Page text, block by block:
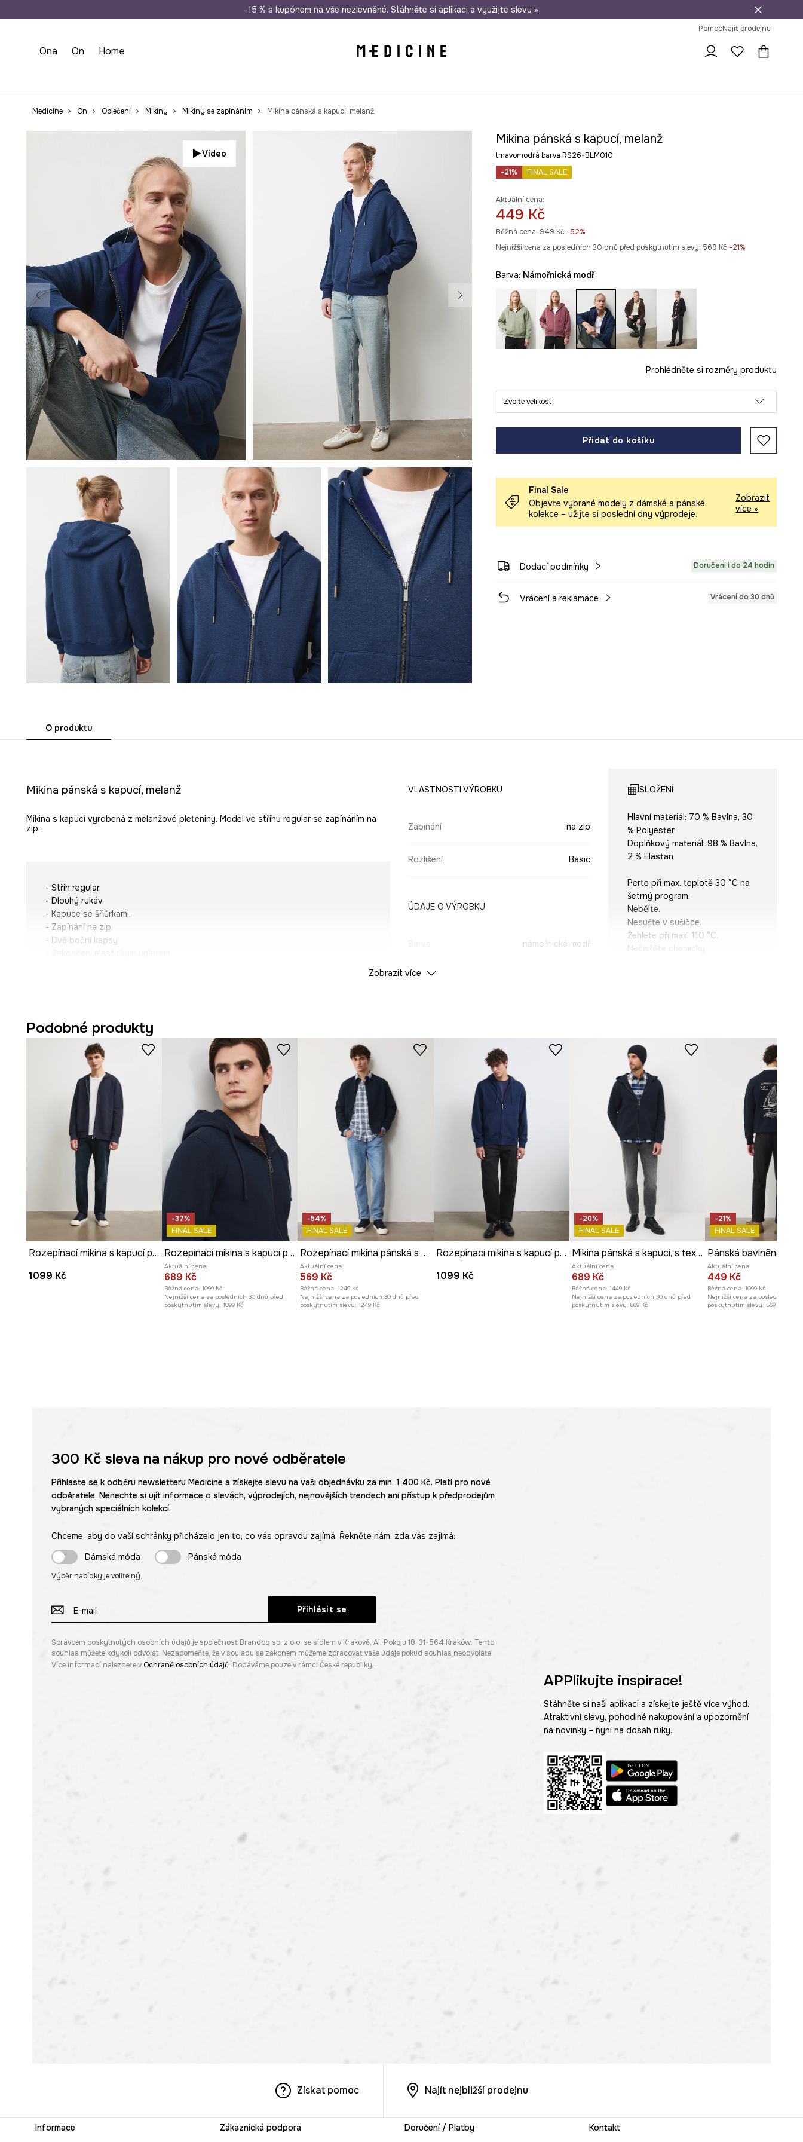
Doprava zdarma při nákupu nad 1 200 Kč Odeslání i do 24 hodin 30 dní na vrácení zboží
–15 % s kupónem na vše nezlevněné. Stáhněte si aplikaci a využijte slevu »
PomocNajít prodejnu
Ona On Home
Medicine On Oblečení Mikiny Mikiny se zapínáním Mikina pánská s kapucí, melanž
Video
Mikina pánská s kapucí, melanž
tmavomodrá barva RS26-BLM010
-21%
FINAL SALE
Aktuální cena:
449 Kč
Běžná cena: 949 Kč -52%
Nejnižší cena za posledních 30 dnů před poskytnutím slevy: 569 Kč -21%
Barva: námořnická modř
Prohlédněte si rozměry produktu
Zvolte velikost
Přidat do košíku
Final Sale
Objevte vybrané modely z dámské a pánské
kolekce – užijte si poslední dny výprodeje.
Zobrazit
více »
Dodací podmínky Doručení i do 24 hodin
Vrácení a reklamace Vrácení do 30 dnů
O produktu
Mikina pánská s kapucí, melanž
Mikina s kapucí vyrobená z melanžové pleteniny. Model ve střihu regular se zapínáním na
zip.
- Střih regular.
- Dlouhý rukáv.
- Kapuce se šňůrkami.
- Zapínání na zip.
- Dvě boční kapsy.
- Šířka hrudníku: 60 cm.
- Rozměry pro velikost: M.
VLASTNOSTI VÝROBKU
Zapínání na zip
Rozlišení Basic
ÚDAJE O VÝROBKU
námořnická modř
ID produktu
SLOŽENÍ
Hlavní materiál: 70 % Bavlna, 30
% Polyester
Doplňkový materiál: 98 % Bavlna,
2 % Elastan
Perte při max. teplotě 30 °C na
šetrný program.
Nebělte.
Nesušte v sušičce.
Žehlete při max. 110 °C.
Nečistěte chemicky.
ROZMĚRY
Model na fotografii je vysoký
191 cm a má na sebe velikost M
Prohlédněte si rozměry
Zobrazit více
Podobné produkty
Rozepínací mikina s kapucí pánská s bavlnou
1099 Kč
-37%
FINAL SALE
Rozepínací mikina s kapucí pánská bavlněná s elastanem
Aktuální cena:
689 Kč
Běžná cena: 1099 Kč
Nejnižší cena za posledních 30 dnů před
poskytnutím slevy: 1099 Kč
-54%
FINAL SALE
Rozepínací mikina pánská s bavlnou
Aktuální cena:
569 Kč
Běžná cena: 1249 Kč
Nejnižší cena za posledních 30 dnů před
poskytnutím slevy: 1249 Kč
Rozepínací mikina s kapucí pánská s bavlnou hladká
1099 Kč
-20%
FINAL SALE
Mikina pánská s kapucí, s texturou
Aktuální cena:
689 Kč
Běžná cena: 1449 Kč
Nejnižší cena za posledních 30 dnů před
poskytnutím slevy: 869 Kč
-21%
FINAL SALE
Aktuální cena:
449 Kč
Běžná cena: 1099 Kč
Nejnižší cena za posledních 30
poskytnutím slevy: 569 Kč
300 Kčsleva na nákup pro nové odběratele
Přihlaste se k odběru newsletteru Medicine a získejte slevu na vaši objednávku za min. 1 400 Kč. Platí pro nové
odběratele. Nenechte si ujít informace o slevách, výprodejích, nejnovějších trendech ani přístup k předprodejům
vybraných speciálních kolekcí.
Chceme, aby do vaší schránky přicházelo jen to, co vás opravdu zajímá. Řekněte nám, zda vás zajímá:
Dámská móda
Pánská móda
Výběr nabídky je volitelný.
Přihlásit se
Správcem poskytnutých osobních údajů je společnost Brandbq sp. z o.o. se sídlem v Krakově, Al. Pokoju 18, 31-564 Kraków. Tento
souhlas můžete kdykoli odvolat. Nezapomeňte, že v souladu se zákonem můžeme zpracovat vaše údaje pokud souhlas neodvoláte.
Více informací naleznete v Ochraně osobních údajů. Dodáváme pouze v rámci České republiky.
APPlikujte inspirace!
Stáhněte si naši aplikaci a získejte ještě více výhod.
Atraktivní slevy, pohodlné nakupování a upozornění
na novinky – nyní na dosah ruky.
Získat pomoc Najít nejbližší prodejnu
Informace Zákaznická podpora Doručení / Platby Kontakt